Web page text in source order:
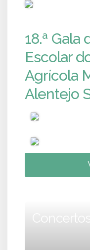
18.ª Gala
Escolar
Agrícola
Alentejo